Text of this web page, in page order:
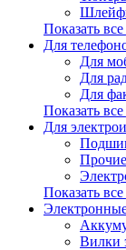
Показать
Для
Для
Для
Для
Показать
Для
Показать
Вилки